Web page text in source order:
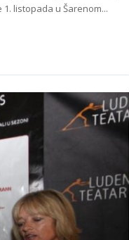
listopada u Šarenom...